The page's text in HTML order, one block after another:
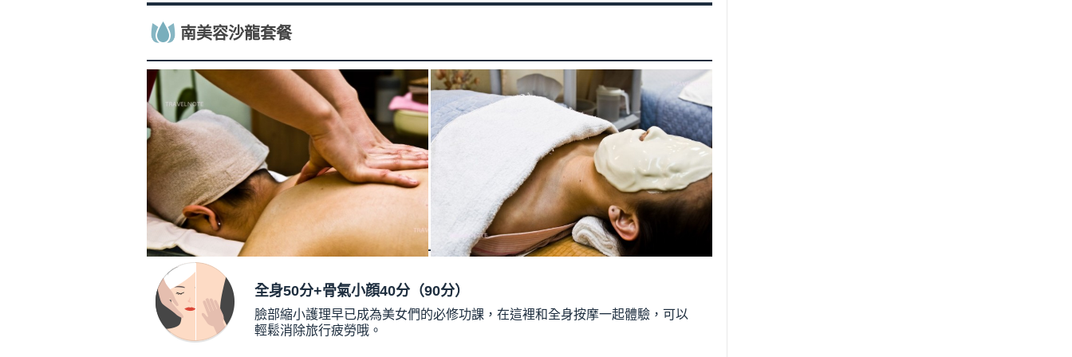
南美容沙龍套餐
全身50分+骨氣小顔40分（90分）
臉部縮小護理早已成為美女們的必修功課，在這裡和全身按摩一起體驗，可以
輕鬆消除旅行疲勞哦。